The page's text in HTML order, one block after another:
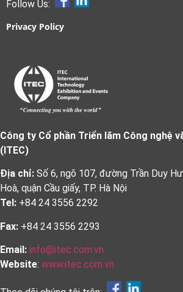
Follow Us:
Privacy Policy
Công ty Cổ phần Triển lãm Công nghệ
(ITEC)
Địa chỉ: Số 6, ngõ 107, đường Trần Duy
Hoà, quận Cầu giấy, TP. Hà Nội
Tel: +84 24 3556 2292
Fax: +84 24 3556 2293
Email: info@itec.com.vn
Website: www.itec.com.vn